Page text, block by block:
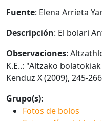
Fuente: Elena Arrieta
Descripción: El bolari
Observaciones:
K.E..: "Altzako
Kenduz X (2009), 245-266
Grupo(s):
Fotos de bolos